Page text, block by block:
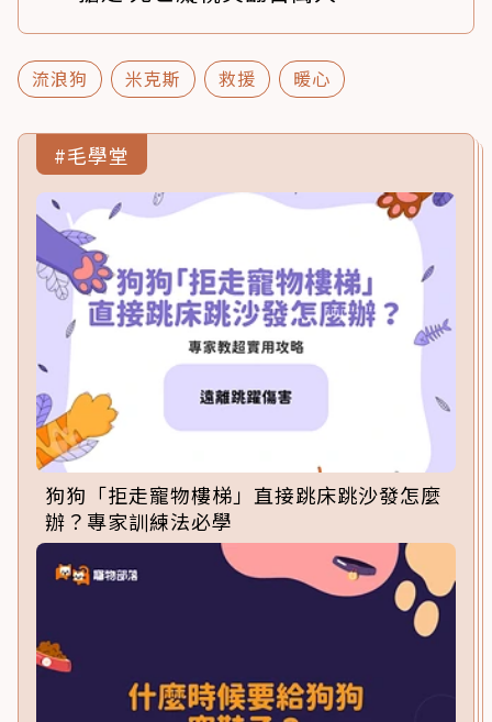
流浪狗 米克斯 救援 暖心
#毛學堂
狗狗「拒走寵物樓梯」直接跳床跳沙發怎麼
辦？專家訓練法必學